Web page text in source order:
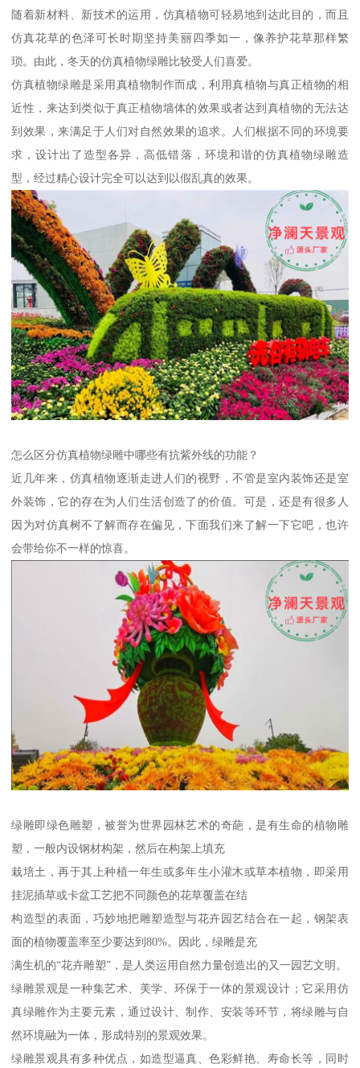
随着新材料、新技术的运用，仿真植物可轻易地到达此目的，而且
仿真花草的色泽可长时期坚持美丽四季如一，像养护花草那样繁
琐。由此，冬天的仿真植物绿雕比较受人们喜爱。
仿真植物绿雕是采用真植物制作而成，利用真植物与真正植物的相
近性，来达到类似于真正植物墙体的效果或者达到真植物的无法达
到效果，来满足于人们对自然效果的追求。人们根据不同的环境要
求，设计出了造型各异，高低错落，环境和谐的仿真植物绿雕造
型，经过精心设计完全可以达到以假乱真的效果。
怎么区分仿真植物绿雕中哪些有抗紫外线的功能？
近几年来，仿真植物逐渐走进人们的视野，不管是室内装饰还是室
外装饰，它的存在为人们生活创造了的价值。可是，还是有很多人
因为对仿真树不了解而存在偏见，下面我们来了解一下它吧，也许
会带给你不一样的惊喜。
绿雕即绿色雕塑，被誉为世界园林艺术的奇葩，是有生命的植物雕
塑，一般内设钢材构架，然后在构架上填充
栽培土，再于其上种植一年生或多年生小灌木或草本植物，即采用
挂泥插草或卡盆工艺把不同颜色的花草覆盖在结
构造型的表面，巧妙地把雕塑造型与花卉园艺结合在一起，钢架表
面的植物覆盖率至少要达到80%。因此，绿雕是充
满生机的“花卉雕塑”，是人类运用自然力量创造出的又一园艺文明。
绿雕景观是一种集艺术、美学、环保于一体的景观设计；它采用仿
真绿雕作为主要元素，通过设计、制作、安装等环节，将绿雕与自
然环境融为一体，形成特别的景观效果。
绿雕景观具有多种优点，如造型逼真、色彩鲜艳、寿命长等，同时